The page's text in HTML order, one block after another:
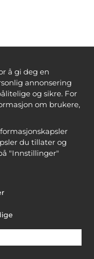
å gi deg en
annonsering
og sikre. For
om brukere,
du tillater og
"Innstillinger"